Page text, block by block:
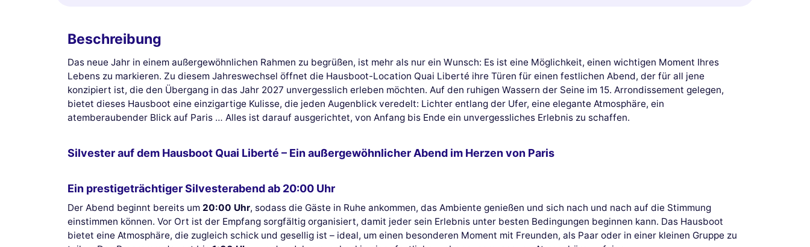
Beschreibung
Das neue Jahr in einem außergewöhnlichen Rahmen zu begrüßen, ist mehr als nur ein Wunsch: Es ist eine Möglichkeit, einen wichtigen Moment Ihres
Lebens zu markieren. Zu diesem Jahreswechsel öffnet die Hausboot-Location Quai Liberté ihre Türen für einen festlichen Abend, der für all jene
konzipiert ist, die den Übergang in das Jahr 2027 unvergesslich erleben möchten. Auf den ruhigen Wassern der Seine im 15. Arrondissement gelegen,
bietet dieses Hausboot eine einzigartige Kulisse, die jeden Augenblick veredelt: Lichter entlang der Ufer, eine elegante Atmosphäre, ein
atemberaubender Blick auf Paris … Alles ist darauf ausgerichtet, von Anfang bis Ende ein unvergessliches Erlebnis zu schaffen.
Silvester auf dem Hausboot Quai Liberté – Ein außergewöhnlicher Abend im Herzen von Paris
Ein prestigeträchtiger Silvesterabend ab 20:00 Uhr
Der Abend beginnt bereits um 20:00 Uhr, sodass die Gäste in Ruhe ankommen, das Ambiente genießen und sich nach und nach auf die Stimmung
einstimmen können. Vor Ort ist der Empfang sorgfältig organisiert, damit jeder sein Erlebnis unter besten Bedingungen beginnen kann. Das Hausboot
bietet eine Atmosphäre, die zugleich schick und gesellig ist – ideal, um einen besonderen Moment mit Freunden, als Paar oder in einer kleinen Gruppe zu